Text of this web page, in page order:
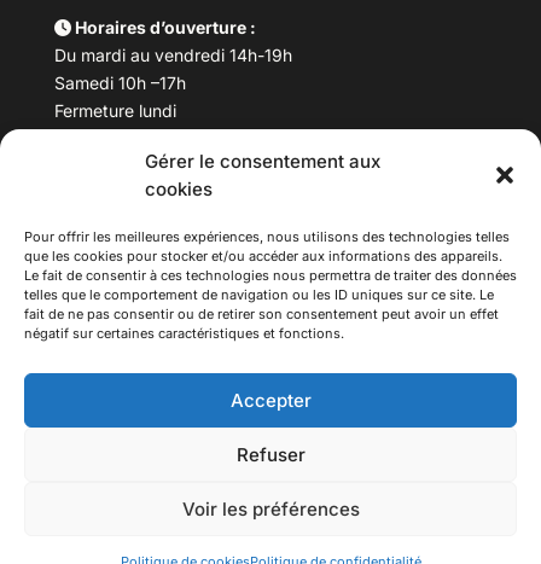
Gérer le consentement aux
cookies
Pour offrir les meilleures expériences, nous utilisons des technologies telles
que les cookies pour stocker et/ou accéder aux informations des appareils.
Le fait de consentir à ces technologies nous permettra de traiter des données
telles que le comportement de navigation ou les ID uniques sur ce site. Le
fait de ne pas consentir ou de retirer son consentement peut avoir un effet
négatif sur certaines caractéristiques et fonctions.
Accepter
Refuser
Voir les préférences
Horaires d’ouverture :
Du mardi au vendredi 14h-19h
Samedi 10h –17h
Fermeture lundi
Téléphone : 04 78 53 06 40
maisondesculturesasiatiques@asiexpo.com
Tous droits réservés.